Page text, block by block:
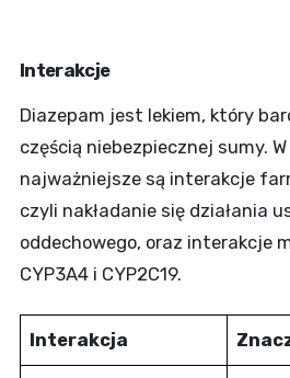
Interakcje
Diazepam jest lekiem, który
częścią niebezpiecznej sumy.
najważniejsze są interakcje
czyli nakładanie się działania
oddechowego, oraz interakcje
CYP3A4 i CYP2C19.
Interakcja